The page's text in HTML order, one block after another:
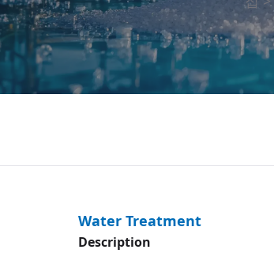
Water Treatment
Description